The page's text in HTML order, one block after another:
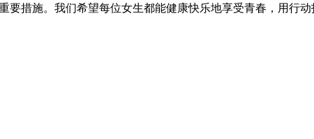
要措施。我们希望每位女生都能健康快乐地享受青春，用行